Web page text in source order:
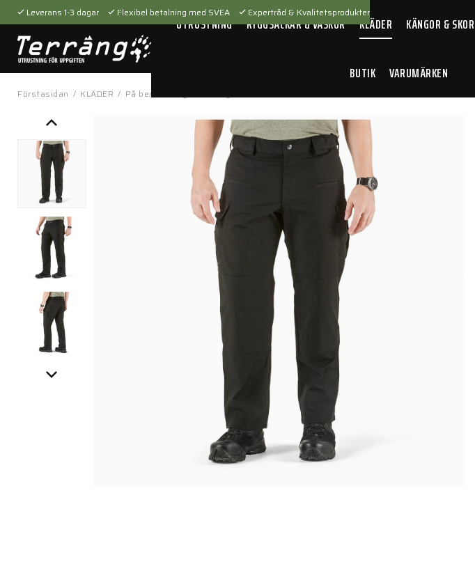
Leverans 1-3 dagar Flexibel betalning med SVEA Expertråd & Kvalitetsprodukter
UTRUSTNING RYGGSÄCKAR & VÄSKOR KLÄDER KÄNGOR & SKOR
BUTIK VARUMÄRKEN
Förstasidan / KLÄDER / På benen